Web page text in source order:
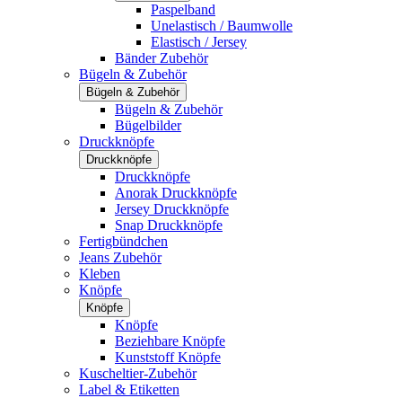
Paspelband
Unelastisch / Baumwolle
Elastisch / Jersey
Bänder Zubehör
Bügeln & Zubehör
Bügeln & Zubehör
Bügeln & Zubehör
Bügelbilder
Druckknöpfe
Druckknöpfe
Druckknöpfe
Anorak Druckknöpfe
Jersey Druckknöpfe
Snap Druckknöpfe
Fertigbündchen
Jeans Zubehör
Kleben
Knöpfe
Knöpfe
Knöpfe
Beziehbare Knöpfe
Kunststoff Knöpfe
Kuscheltier-Zubehör
Label & Etiketten